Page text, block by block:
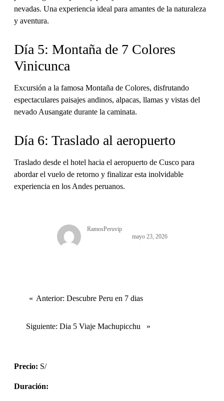
nevadas. Una experiencia ideal para amantes de la naturaleza
y aventura.
Día 5: Montaña de 7 Colores
Vinicunca
Excursión a la famosa Montaña de Colores, disfrutando
espectaculares paisajes andinos, alpacas, llamas y vistas del
nevado Ausangate durante la caminata.
Día 6: Traslado al aeropuerto
Traslado desde el hotel hacia el aeropuerto de Cusco para
abordar el vuelo de retorno y finalizar esta inolvidable
experiencia en los Andes peruanos.
RamosPeruvip
mayo 23, 2026
Anterior: Descubre Peru en 7 dias
Siguiente: Dia 5 Viaje Machupicchu
Precio: S/
Duración: